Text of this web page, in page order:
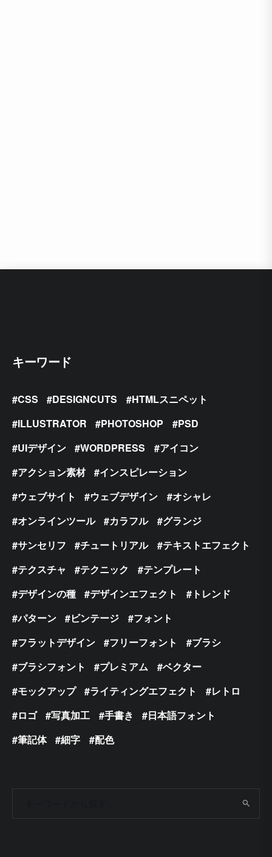
キーワード
CSS DESIGNCUTS
HTMLスニペット
ILLUSTRATOR
PHOTOSHOP
PSD
UIデザイン
WORDPRESS
アイコン
アクション素材
インスピレーション
ウェブサイト
ウェブデザイン
オシャレ
オンラインツール
カラフル
グランジ
サンセリフ
チュートリアル
テキストエフェクト
テクスチャ
テクニック
テンプレート
デザインの種
デザインエフェクト
トレンド
パターン
ビンテージ
フォント
フラットデザイン
フリーフォント
ブラシ
ブラシフォント
プレミアム
ベクター
モックアップ
ライティングエフェクト
レトロ
ロゴ
写真加工 手書き
日本語フォント
筆記体
細字 配色